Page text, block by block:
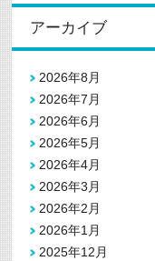
アーカイブ
2026年8月
2026年7月
2026年6月
2026年5月
2026年4月
2026年3月
2026年2月
2026年1月
2025年12月